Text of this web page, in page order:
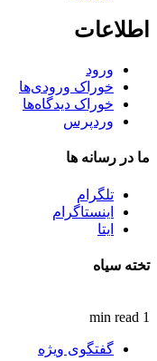
اطلاعات
ورود
خوراک ورودی‌ها
خوراک دیدگاه‌ها
وردپرس
ما در رسانه ها
تلگرام
اینستاگرام
ایتا
تخته سیاه
1 min read
گفتگوی ویژه